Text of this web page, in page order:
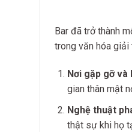
Bar đã trở thành
trong văn hóa giải
Nơi gặp gỡ và
gian thân mật
Nghệ thuật
thật sự khi họ